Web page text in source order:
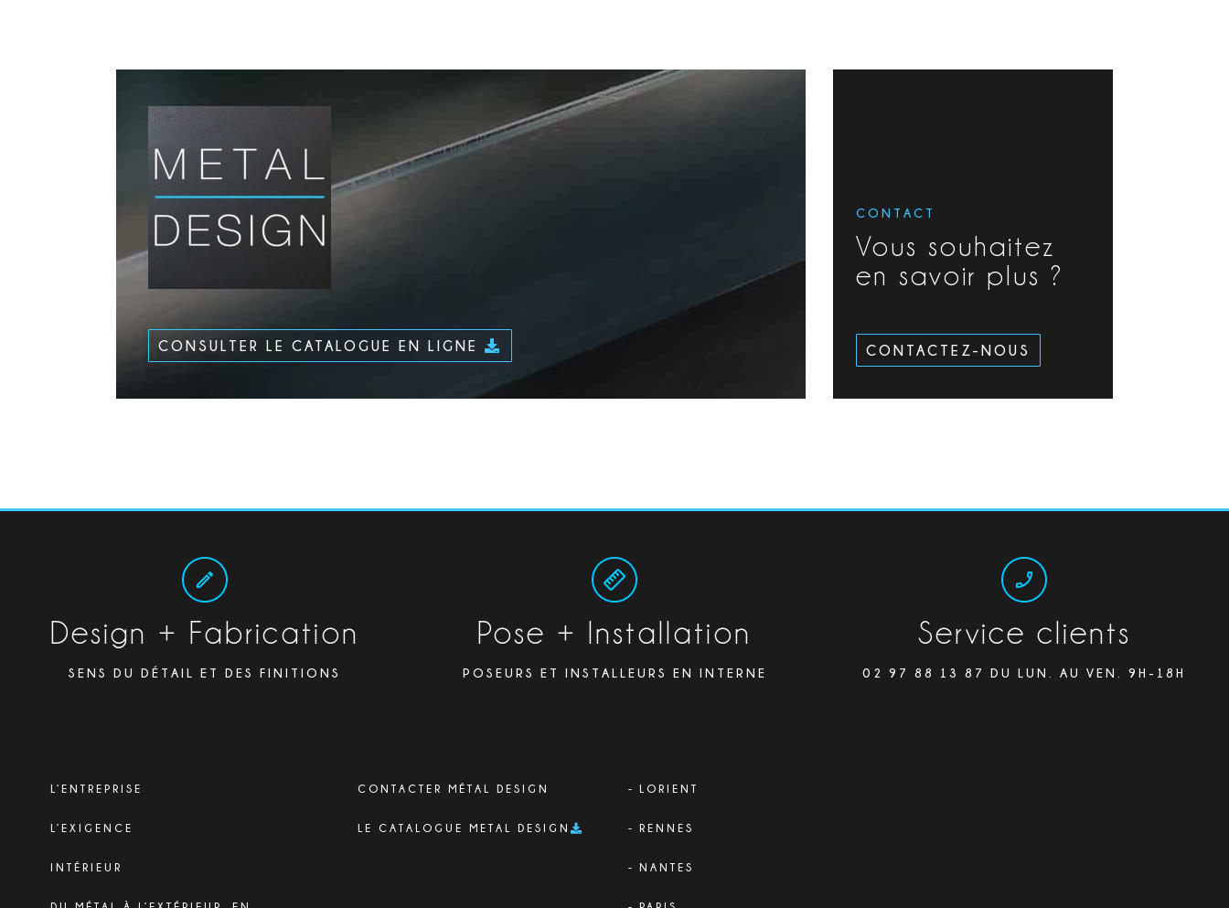
CONSULTER LE CATALOGUE EN LIGNE
CONTACT
Vous souhaitez
en savoir plus ?
CONTACTEZ-NOUS
Design + Fabrication
SENS DU DÉTAIL ET DES FINITIONS
Pose + Installation
POSEURS ET INSTALLEURS EN INTERNE
Service clients
02 97 88 13 87 DU LUN. AU VEN. 9H-18H
L’ENTREPRISE
L’EXIGENCE
INTÉRIEUR
CONTACTER MÉTAL DESIGN
LE CATALOGUE METAL DESIGN
LORIENT
RENNES
NANTES